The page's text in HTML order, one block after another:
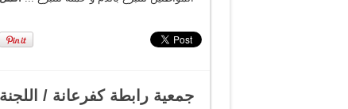
جمعية رابطة كفرعانة /